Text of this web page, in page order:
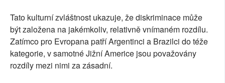
Tato kulturní zvláštnost ukazuje, že diskriminace může
být založena na jakémkoliv, relativně vnímaném rozdílu.
Zatímco pro Evropana patří Argentinci a Brazilci do téže
kategorie, v samotné Jižní Americe jsou považovány
rozdíly mezi nimi za zásadní.